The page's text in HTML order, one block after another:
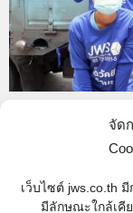
จัด
เว็บไซต์ jws.co.th
มีลักษณะใกล้เคี
มุ่งหน้าฉีดวั
ทุกคน เพื่อ
Activity and CSR